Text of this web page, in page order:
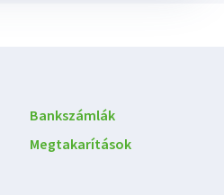
Bankszámlák
Megtakarítások